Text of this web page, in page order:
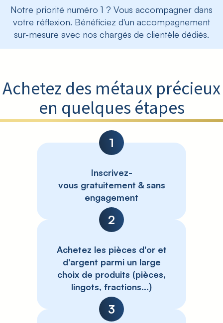
Notre priorité numéro 1 ? Vous accompagner dans
votre réflexion. Bénéficiez d'un accompagnement
sur-mesure avec nos chargés de clientèle dédiés.
Achetez des métaux précieux
en quelques étapes
1
Inscrivez-
vous gratuitement & sans
engagement
2
Achetez les pièces d'or et
d'argent parmi un large
choix de produits (pièces,
lingots, fractions...)
3